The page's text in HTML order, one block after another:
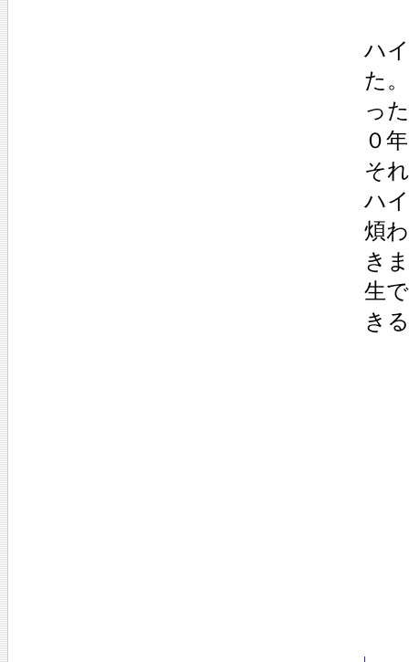
ハ
た
っ
０
そ
ハ
煩
き
生
き